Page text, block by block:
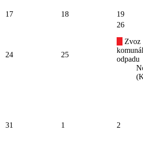
17 18 19
24 25
26
Zvoz
odpadu
31 1 2